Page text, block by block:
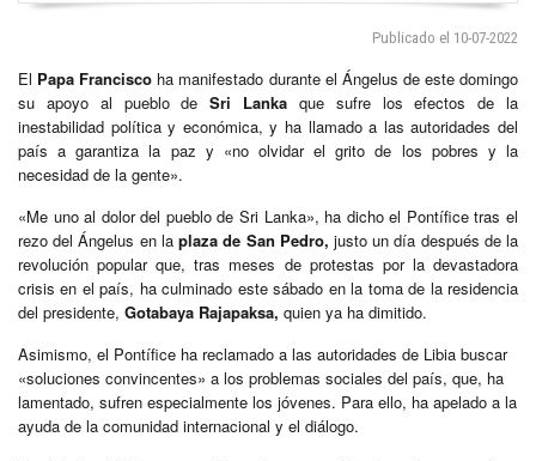
Publicado el 10-07-2022
El Papa Francisco ha manifestado durante el Ángelus de este domingo
su apoyo al pueblo deSri Lanka que sufre los efectos de la
inestabilidad política y económica, y ha llamado a las autoridades del
país a garantiza la paz y «no olvidar el grito de los pobres y la
necesidad de la gente».
«Me uno al dolor del pueblo de Sri Lanka», ha dicho el Pontífice tras el
rezo del Ángelus en laplaza de San Pedro, justo un día después de la
revolución popular que, tras meses de protestas por la devastadora
crisis en el país, ha culminado este sábado en la toma de la residencia
del presidente, Gotabaya Rajapaksa, quien ya ha dimitido.
Asimismo, el Pontífice ha reclamado a las autoridades de Libia buscar
«soluciones convincentes» a los problemas sociales del país, que, ha
lamentado, sufren especialmente los jóvenes. Para ello, ha apelado a la
ayuda de la comunidad internacional y el diálogo.